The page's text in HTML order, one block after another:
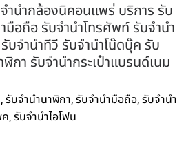
ำนำกล้องนิคอนแพร่ บริการ รับ
มือถือ รับจำนำโทรศัพท์ รับจำนำ
บจำนำทีวี รับจำนำโน๊ดบุ๊ค รับ
กา รับจำนำกระเป๋าแบรนด์เนม
,รับจำนำนาฬิกา,รับจำนำมือถือ,รับจำนำ
,รับจำนำไอโฟน